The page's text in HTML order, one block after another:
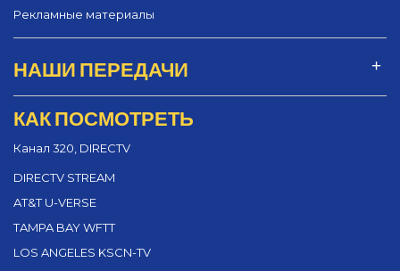
Рекламные материалы
НАШИ ПЕРЕДАЧИ
КАК ПОСМОТРЕТЬ
Канал 320, DIRECTV
DIRECTV STREAM
AT&T U-VERSE
TAMPA BAY WFTT
LOS ANGELES KSCN-TV